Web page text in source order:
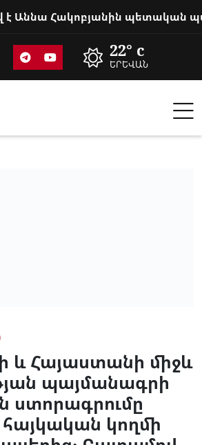
22° c
ԵՐԵՎԱՆ
և Հայաստանի միջև
պայմանագրի
ստորագրումը
կողմի